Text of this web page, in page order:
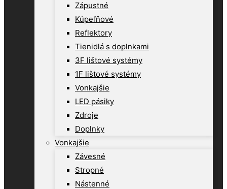
Zápustné
Kúpeľňové
Reflektory
Tienidlá s doplnkami
3F lištové systémy
1F lištové systémy
Vonkajšie
LED pásiky
Zdroje
Doplnky
Vonkajšie
Závesné
Stropné
Nástenné